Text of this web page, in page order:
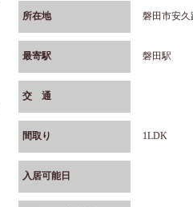
所在地 磐田市安久
最寄駅 磐田駅
交 通
間取り 1LDK
入居可能日